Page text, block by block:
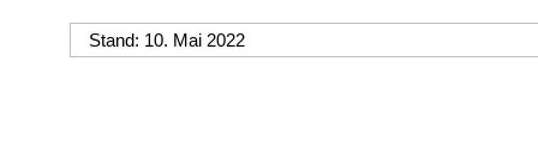
Stand: 10. Mai 2022